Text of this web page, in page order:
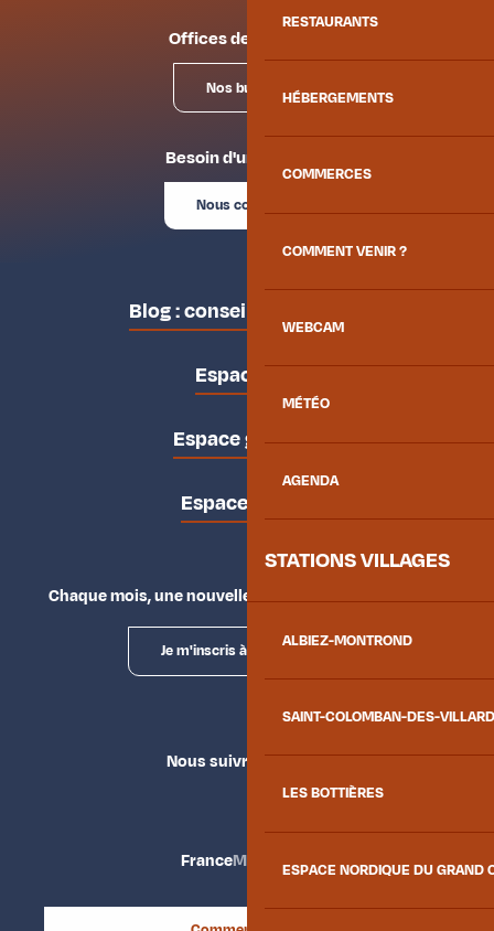
RESTAURANTS
HÉBERGEMENTS
COMMERCES
COMMENT VENIR ?
WEBCAM
MÉTÉO
AGENDA
STATIONS VILLAGES
ALBIEZ-MONTROND
SAINT-COLOMBAN-DES-
LES BOTTIÈRES
ESPACE NORDIQUE DU GRAND
Offices de tourisme
Nos bureaux
Besoin d'un conseil ?
Nous contacter
Blog : conseils des locaux
Espace pro
Espace groupes
Espace presse
Chaque mois, une nouvelle façon d'explorer la vallée.
Je m'inscris à la newsletter
Nous suivre
FranceMaurienne